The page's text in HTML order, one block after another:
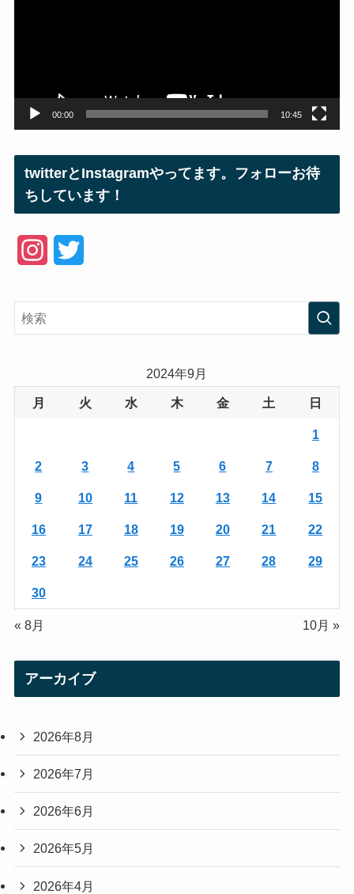
00:00 10:45
twitterとInstagramやってます。フォローお待
ちしています！
e
2024年9月
月 火 水 木 金 土 日
1
2 3 4 5 6 7 8
9 10 11 12 13 14 15
16 17 18 19 20 21 22
23 24 25 26 27 28 29
30
« 8月 10月 »
アーカイブ
2026年8月
2026年7月
2026年6月
2026年5月
2026年4月